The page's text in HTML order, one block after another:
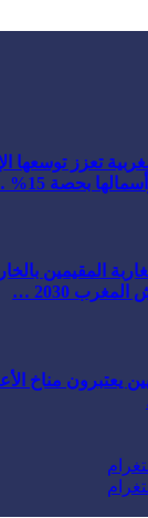
تعزز توسعها
بحصة 15% …
المقيمين
2030 …
يعتبرون مناخ